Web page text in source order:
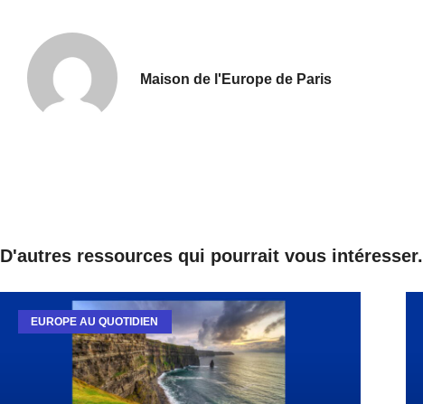
Maison de l'Europe de Paris
D'autres ressources qui pourrait vous intéresser.
EUROPE AU QUOTIDIEN